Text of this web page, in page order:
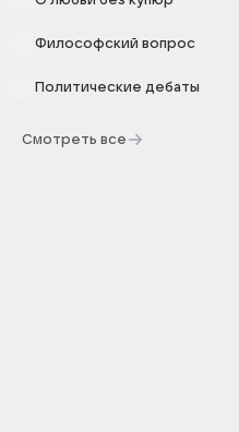
Философский вопрос
Политические дебаты
Смотреть все